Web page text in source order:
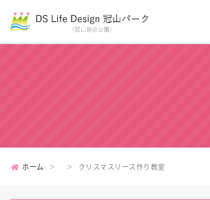
ホーム クリスマスリース作り教室